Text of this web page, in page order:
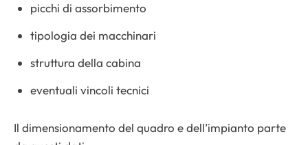
picchi di assorbimento
tipologia dei macchinari
struttura della cabina
eventuali vincoli tecnici
Il dimensionamento del quadro e dell’impianto parte